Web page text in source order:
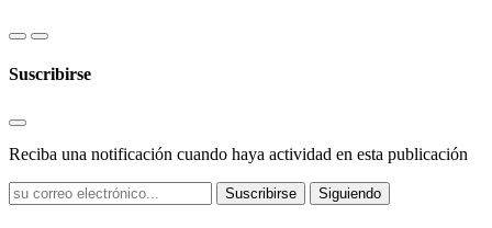
Suscribirse
Reciba una notificación cuando haya actividad en esta publicación
Suscribirse Siguiendo